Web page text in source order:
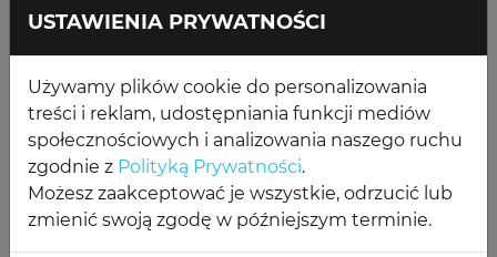
USTAWIENIA PRYWATNOŚCI
Używamy plików cookie do personalizowania
treści i reklam, udostępniania funkcji mediów
społecznościowych i analizowania naszego ruchu
zgodnie z Polityką Prywatności.
Możesz zaakceptować je wszystkie, odrzucić lub
zmienić swoją zgodę w późniejszym terminie.